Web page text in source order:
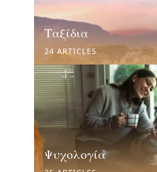
Ταξίδια
24 ARTICLES
Ψυχολογία